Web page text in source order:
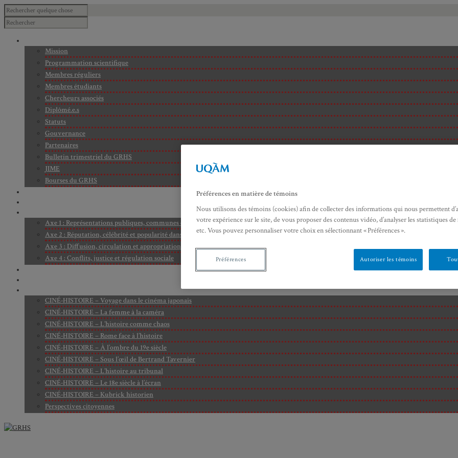
Mission
Programmation scientifique
Membres réguliers
Membres étudiants
Chercheurs associés
Diplômé.e.s
Statuts
Gouvernance
Partenaires
Bulletin trimestriel du GRHS
JIME
Bourses du GRHS
Axe 1 : Représentations publiques, communes et privées de la Cité
Axe 2 : Réputation, célébrité et popularité dans l’espace public
Axe 3 : Diffusion, circulation et appropriation des savoirs
Axe 4 : Conflits, justice et régulation sociale
CINÉ-HISTOIRE – Voyage dans le cinéma japonais
CINÉ-HISTOIRE – La femme à la caméra
CINÉ-HISTOIRE – L’histoire comme chaos
CINÉ-HISTOIRE – Rome face à l’histoire
CINÉ-HISTOIRE – À l’ombre du 19e siècle
CINÉ-HISTOIRE – Sous l’œil de Bertrand Tavernier
CINÉ-HISTOIRE – L’histoire au tribunal
CINÉ-HISTOIRE – Le 18e siècle à l’écran
CINÉ-HISTOIRE – Kubrick historien
Perspectives citoyennes
Préférences en matière de témoins
Nous utilisons des témoins (cookies) afin de collecter des informations qui nous permettent
votre expérience sur le site, de vous proposer des contenus vidéo, d’analyser les statistiques
etc. Vous pouvez personnaliser votre choix en sélectionnant « Préférences ».
Autoriser les témoins
Préférences